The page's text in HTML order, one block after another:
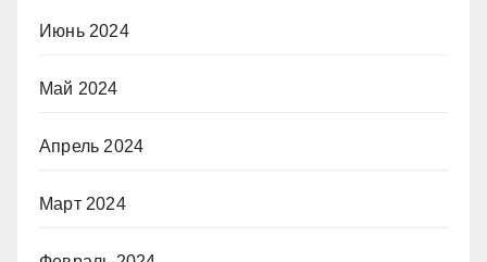
Июнь 2024
Май 2024
Апрель 2024
Март 2024